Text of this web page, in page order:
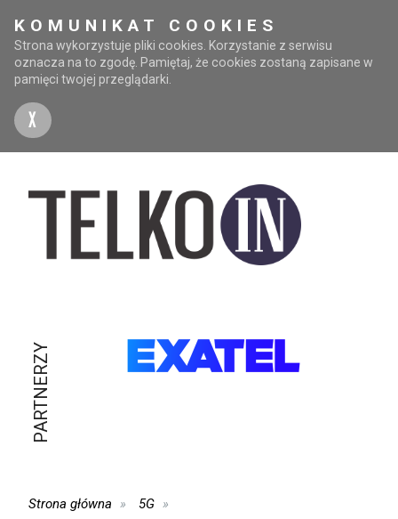
KOMUNIKAT COOKIES
Strona wykorzystuje pliki cookies. Korzystanie z serwisu
oznacza na to zgodę. Pamiętaj, że cookies zostaną zapisane w
pamięci twojej przeglądarki.
X
PARTNERZY
Strona główna
5G